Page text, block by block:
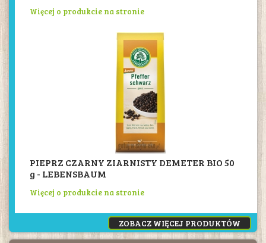
Więcej o produkcie na stronie
PIEPRZ CZARNY ZIARNISTY DEMETER BIO 50
g - LEBENSBAUM
Więcej o produkcie na stronie
ZOBACZ WIĘCEJ PRODUKTÓW